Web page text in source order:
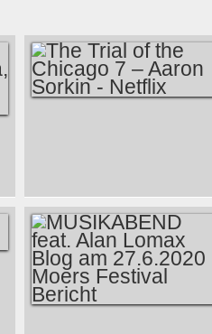
AARON SORKIN -
NETFLIX